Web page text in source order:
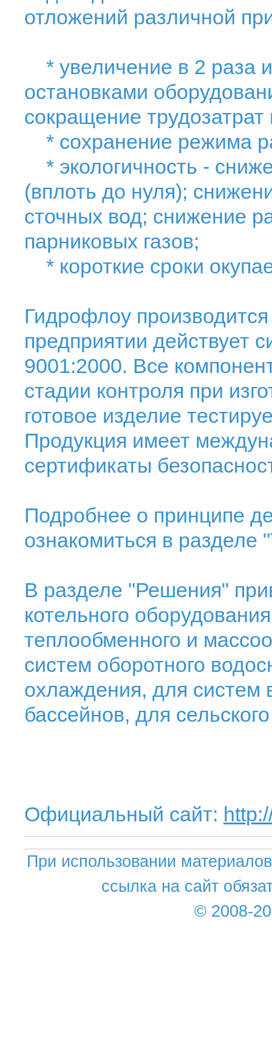
отложений различной
* увеличение в 2 раза
остановками
сокращение
* сохранение режима
* экологичность -
(вплоть до нуля);
сточных вод; снижение
парниковых газов;
* короткие сроки
Гидрофлоу
предприятии действует
9001:2000. Все
стадии контроля при
готовое изделие
Продукция имеет
сертификаты
Подробнее о принципе
ознакомиться в разделе
В разделе "Решения"
котельного
теплообменного и
систем оборотного
охлаждения, для систем
бассейнов, для
Официальный сайт:
При использовании
ссылка на сайт
© 2008-